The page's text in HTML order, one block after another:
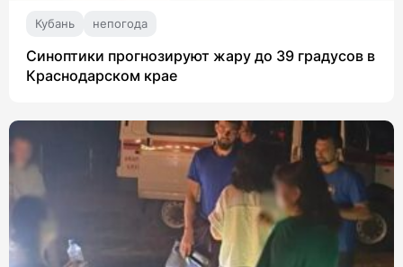
Кубань непогода
Синоптики прогнозируют жару до 39 градусов в
Краснодарском крае